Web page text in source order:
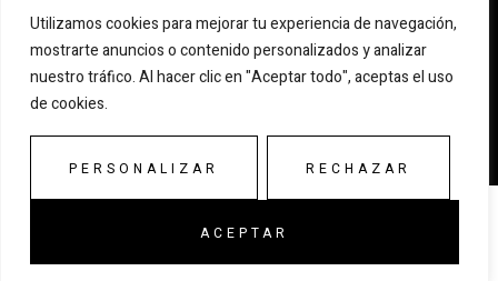
Utilizamos cookies para mejorar tu experiencia de navegación,
mostrarte anuncios o contenido personalizados y analizar
nuestro tráfico. Al hacer clic en "Aceptar todo", aceptas el uso
de cookies.
PERSONALIZAR RECHAZAR
ACEPTAR
POLÍTICA DE PRIVACIDAD
POLÍTICA DE COOKIES
ACCESIBILIDAD